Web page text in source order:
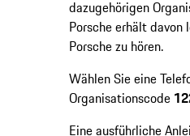
dazugehörigen
Porsche erhält
Porsche zu hören.
Wählen Sie eine
Organisationscode
Eine ausführliche